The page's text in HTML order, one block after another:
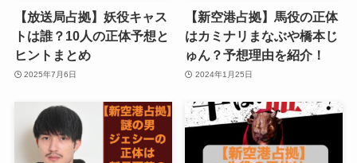
【放送局占拠】妖役キャス
トは誰？10人の正体予想と
ヒントまとめ
2025年7月6日
【新空港占拠】馬役の正体
はカミナリまなぶや橋本じ
ゅん？予想理由を紹介！
2024年1月25日